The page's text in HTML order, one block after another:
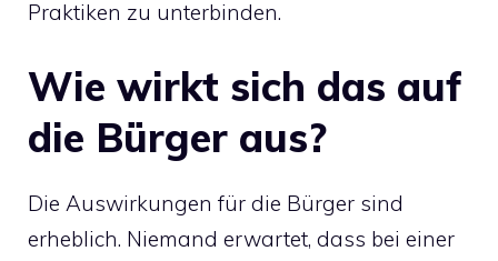
Praktiken zu unterbinden.
Wie wirkt sich das auf
die Bürger aus?
Die Auswirkungen für die Bürger sind
erheblich. Niemand erwartet, dass bei einer